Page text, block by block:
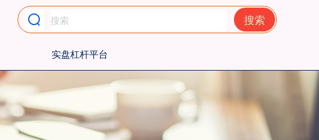
搜索
实盘杠杆平台